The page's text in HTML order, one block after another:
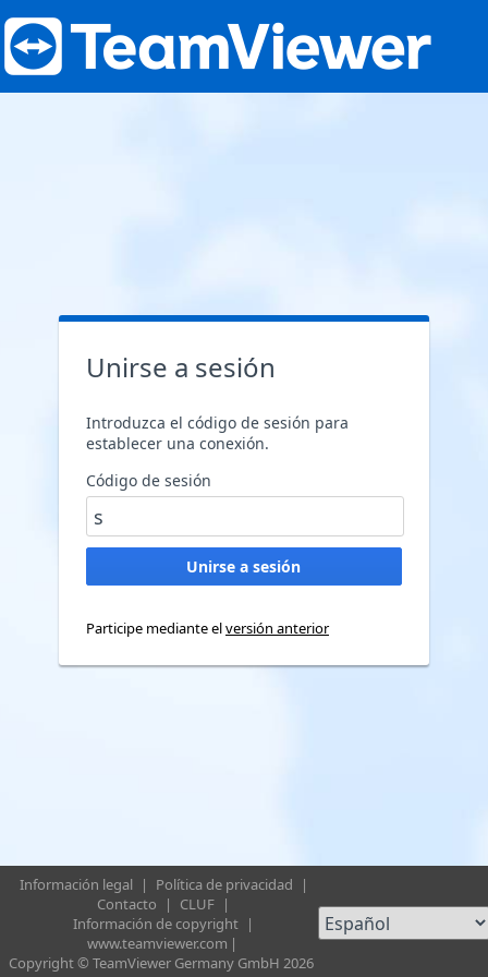
Unirse a sesión
Introduzca el código de sesión para
establecer una conexión.
Código de sesión
Participe mediante elversión anterior
Información legal | Política de privacidad
|
Contacto
| CLUF |
Información de copyright |
www.teamviewer.com |
Copyright © TeamViewer Germany GmbH 2026